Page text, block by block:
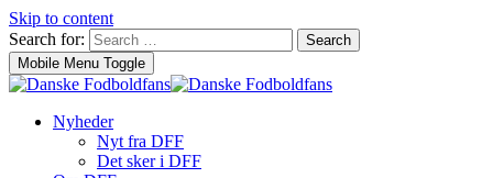
Skip to content
Search for:
Search
Mobile Menu Toggle
Nyheder
Nyt fra DFF
Det sker i DFF